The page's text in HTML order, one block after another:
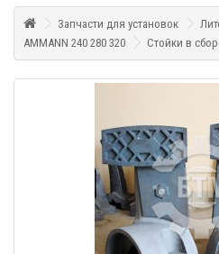
Запчасти для установок
AMMANN 240 280 320
Стойки в